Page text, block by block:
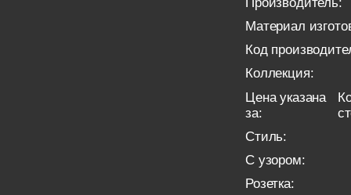
Материал
Код
Коллекция:
Цена указана
за:
Стиль:
С узором:
Розетка: